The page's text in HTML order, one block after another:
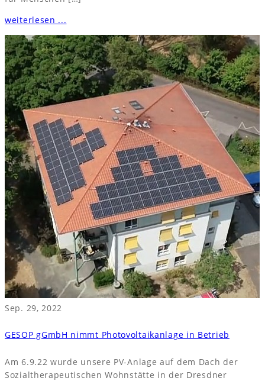
weiterlesen ...
Sep. 29, 2022
GESOP gGmbH nimmt Photovoltaikanlage in Betrieb
Am 6.9.22 wurde unsere PV-Anlage auf dem Dach der
Sozialtherapeutischen Wohnstätte in der Dresdner